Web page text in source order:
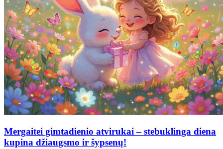
Mergaitei gimtadienio atvirukai – stebuklinga diena
kupina džiaugsmo ir šypsenų!